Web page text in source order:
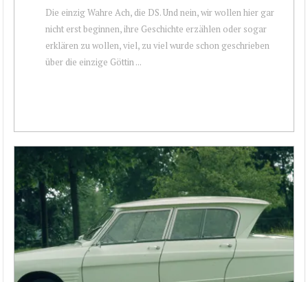
Die einzig Wahre Ach, die DS. Und nein, wir wollen hier gar
nicht erst beginnen, ihre Geschichte erzählen oder sogar
erklären zu wollen, viel, zu viel wurde schon geschrieben
über die einzige Göttin ...